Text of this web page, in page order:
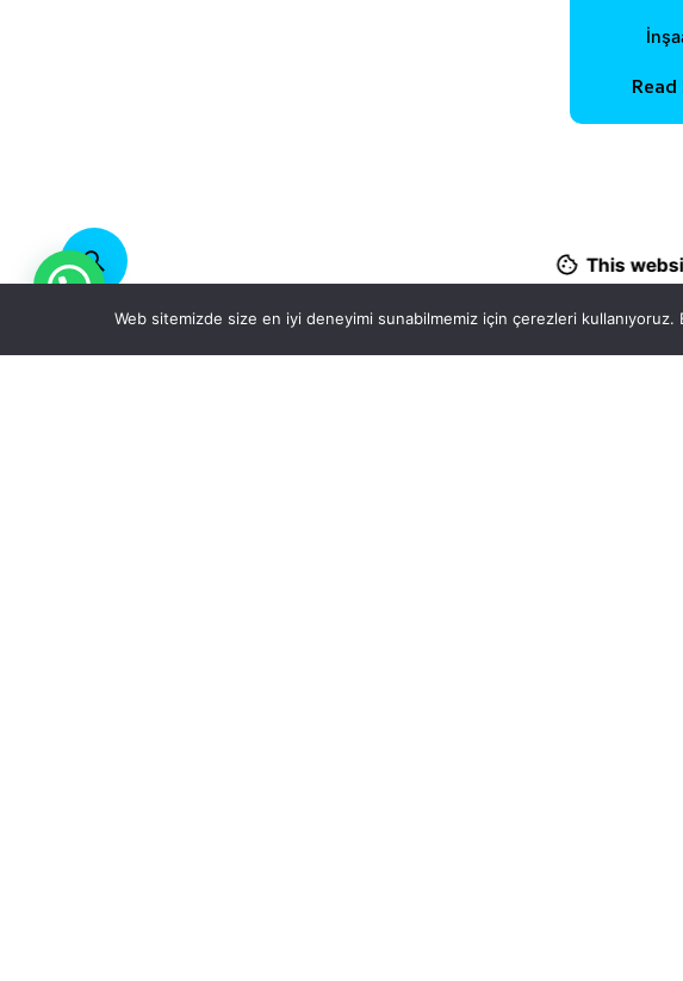
This
Web sitemizde size en iyi deneyimi sunabilmemiz için çerezleri